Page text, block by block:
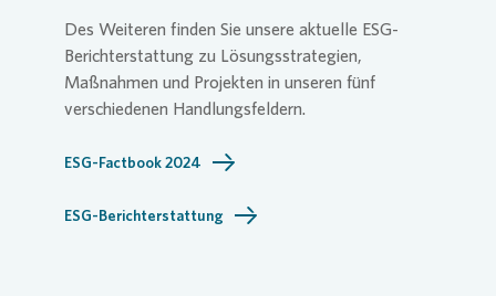
Des Weiteren finden Sie unsere aktuelle ESG-
Berichterstattung zu Lösungsstrategien,
Maßnahmen und Projekten in unseren fünf
verschiedenen Handlungsfeldern.
ESG-Factbook 2024
ESG-Berichterstattung